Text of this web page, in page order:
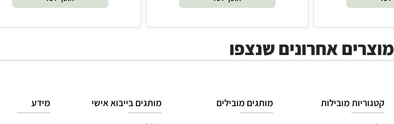
₪169 מחיר מבצע: ₪149.90
הוסף לסל
₪99 מחיר מבצע: ₪89
הוסף לסל